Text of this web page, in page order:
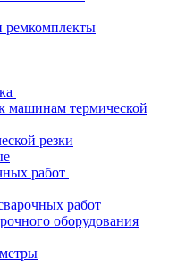
ремкомплекты
машинам термической
резки
работ
работ
оборудования